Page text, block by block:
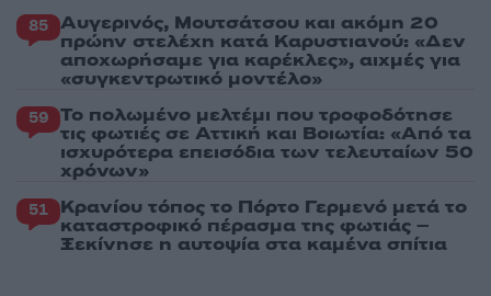
85 Αυγερινός, Μουτσάτσου και ακόμη 20
πρώην στελέχη κατά Καρυστιανού: «Δεν
αποχωρήσαμε για καρέκλες», αιχμές για
«συγκεντρωτικό μοντέλο»
59 Το πολωμένο μελτέμι που τροφοδότησε
τις φωτιές σε Αττική και Βοιωτία: «Από τα
ισχυρότερα επεισόδια των τελευταίων 50
χρόνων»
51 Κρανίου τόπος το Πόρτο Γερμενό μετά το
καταστροφικό πέρασμα της φωτιάς –
Ξεκίνησε η αυτοψία στα καμένα σπίτια